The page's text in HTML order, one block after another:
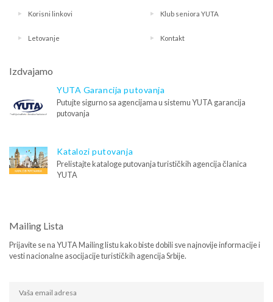
Korisni linkovi Klub seniora YUTA
Letovanje Kontakt
Izdvajamo
YUTA Garancija putovanja
Putujte sigurno sa agencijama u sistemu YUTA garancija
putovanja
Katalozi putovanja
Prelistajte kataloge putovanja turističkih agencija članica
YUTA
Mailing Lista
Prijavite se na YUTA Mailing listu kako biste dobili sve najnovije informacije i
vesti nacionalne asocijacije turističkih agencija Srbije.